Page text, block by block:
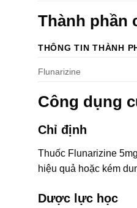
Thành phần
THÔNG TIN THÀNH
Flunarizine
Công dụng
Chỉ định
Thuốc Flunarizine
hiệu quả hoặc kém
Dược lực học